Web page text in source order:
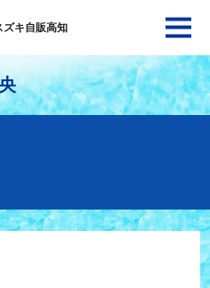
ズキ自販高知